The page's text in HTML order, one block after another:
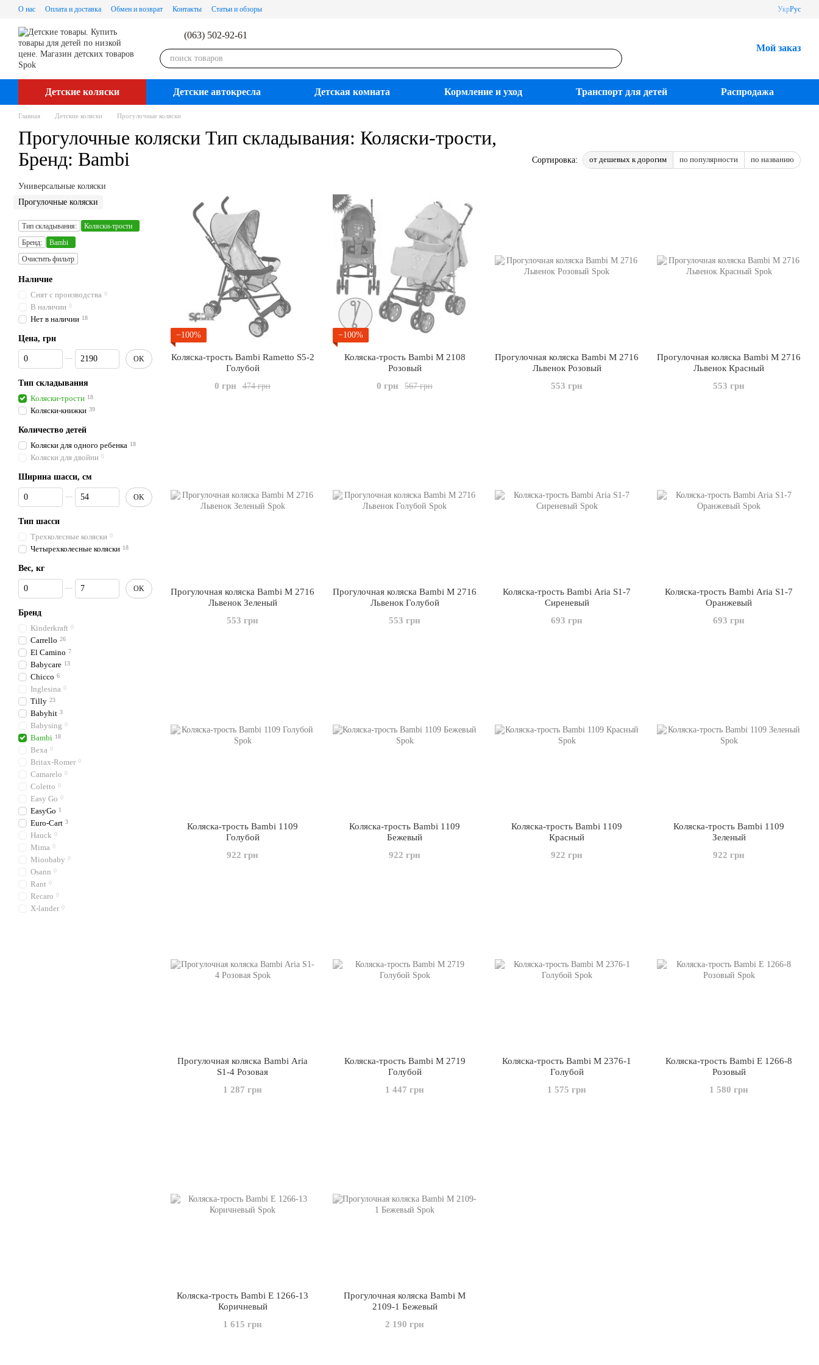
Перейти к основному контенту
О нас Оплата и доставка Обмен и возврат Контакты Статьи и обзоры УкрРус
(063) 502-92-61
Мой заказ
Детские коляски Детские автокресла Детская комната Кормление и уход Транспорт для детей Распродажа
Главная Детские коляски Прогулочные коляски
Прогулочные коляски Тип складывания: Коляски-трости,
Бренд: Bambi
Сортировка: от дешевых к дорогим по популярности по названию
−100%
Коляска-трость Bambi Rametto S5-2
Голубой
474 грн
0 грн
−100%
Коляска-трость Bambi M 2108
Розовый
567 грн
0 грн
Прогулочная коляска Bambi M 2716
Львенок Розовый
553 грн
Прогулочная коляска Bambi M 2716
Львенок Красный
553 грн
Прогулочная коляска Bambi M 2716
Львенок Зеленый
553 грн
Прогулочная коляска Bambi M 2716
Львенок Голубой
553 грн
Коляска-трость Bambi Aria S1-7
Сиреневый
693 грн
Коляска-трость Bambi Aria S1-7
Оранжевый
693 грн
Коляска-трость Bambi 1109
Голубой
922 грн
Коляска-трость Bambi 1109
Бежевый
922 грн
Коляска-трость Bambi 1109
Красный
922 грн
Коляска-трость Bambi 1109
Зеленый
922 грн
Прогулочная коляска Bambi Aria
S1-4 Розовая
1 287 грн
Коляска-трость Bambi M 2719
Голубой
1 447 грн
Коляска-трость Bambi M 2376-1
Голубой
1 575 грн
Коляска-трость Bambi E 1266-8
Розовый
1 580 грн
Коляска-трость Bambi E 1266-13
Коричневый
1 615 грн
Прогулочная коляска Bambi M
2109-1 Бежевый
2 190 грн
Универсальные коляски
Прогулочные коляски
Тип складывания:
Коляски-трости
Бренд:
Bambi
Очистить фильтр
Наличие
Снят с производства 0
В наличии 0
Нет в наличии 18
Цена, грн
От Цена, грн
До Цена, грн
OK
Тип складывания
Коляски-трости 18
Коляски-книжки 39
Количество детей
Коляски для одного ребенка 18
Коляски для двойни 0
Ширина шасси, см
От Ширина шасси, см
До Ширина шасси, см
OK
Тип шасси
Трехколесные коляски 0
Четырехколесные коляски 18
Вес, кг
От Вес, кг
До Вес, кг
OK
Бренд
Kinderkraft 0
Carrello 26
El Camino 7
Babycare 13
Chicco 6
Inglesina 0
Tilly 23
Babyhit 3
Babysing 0
Bambi 18
Bexa 0
Britax-Romer 0
Camarelo 0
Coletto 0
Easy Go 0
EasyGo 1
Euro-Cart 3
Hauck 0
Mima 0
Mioobaby 0
Osann 0
Rant 0
Recaro 0
X-lander 0